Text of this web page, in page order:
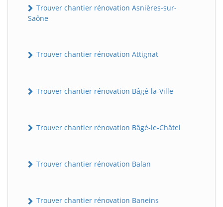
Trouver chantier rénovation Asnières-sur-
Saône
Trouver chantier rénovation Attignat
Trouver chantier rénovation Bâgé-la-Ville
Trouver chantier rénovation Bâgé-le-Châtel
Trouver chantier rénovation Balan
Trouver chantier rénovation Baneins